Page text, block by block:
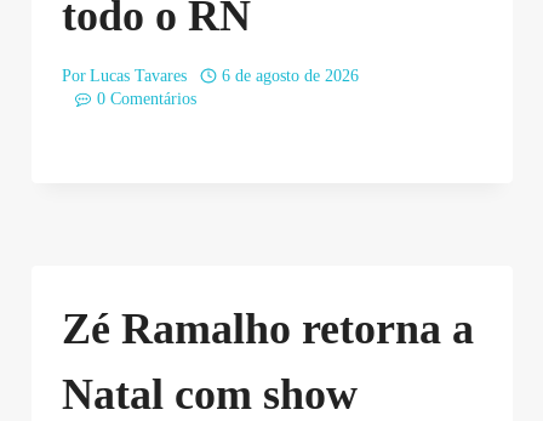
todo o RN
Por Lucas Tavares
6 de agosto de 2026
0 Comentários
Zé Ramalho retorna a
Natal com show